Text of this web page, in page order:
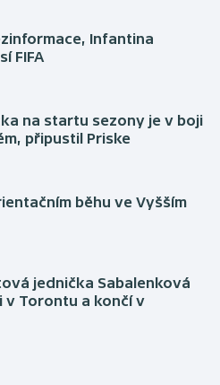
Infantina
FIFA
na startu sezony je v boji
připustil Priske
běhu ve Vyšším
jednička Sabalenková
v Torontu a končí v